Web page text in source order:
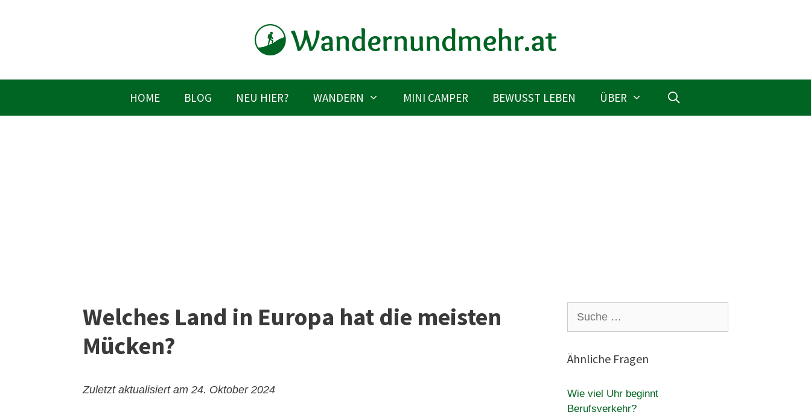
HOME BLOG NEU HIER? WANDERN MINI CAMPER BEWUSST LEBEN ÜBER
Welches Land in Europa hat die meisten
Mücken?
Zuletzt aktualisiert am 24. Oktober 2024
nach:
Ähnliche Fragen
Wie viel Uhr beginnt
Berufsverkehr?